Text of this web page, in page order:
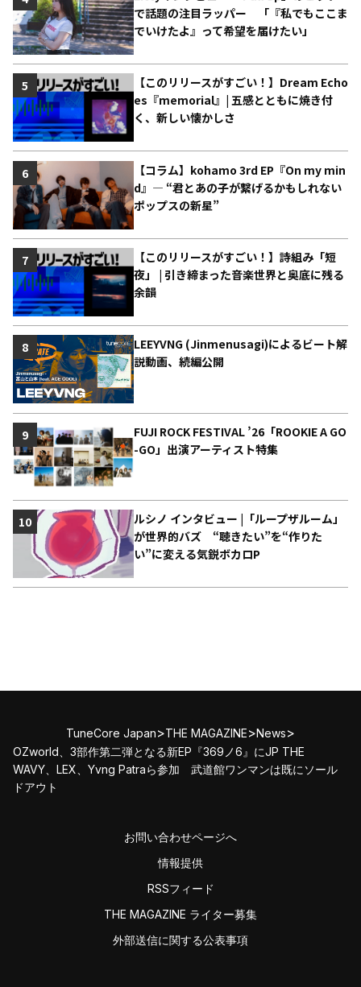
で話題の注目ラッパー 「『私でもここま
でいけたよ』って希望を届けたい」
【このリリースがすごい！】Dream Echo
es『memorial』| 五感とともに焼き付
く、新しい懐かしさ
5
【コラム】kohamo 3rd EP『On my min
d』― “君とあの子が繋げるかもしれない
ポップスの新星”
6
【このリリースがすごい！】詩組み「短
夜」 | 引き締まった音楽世界と奥底に残る
余韻
7
LEEYVNG (Jinmenusagi)によるビート解
説動画、続編公開
8
FUJI ROCK FESTIVAL ’26「ROOKIE A GO
-GO」出演アーティスト特集
9
ルシノ インタビュー |「ループザルーム」
が世界的バズ “聴きたい”を“作りた
い”に変える気鋭ボカロP
10
TuneCore Japan>THE MAGAZINE>News>
OZworld、3部作第二弾となる新EP『369ノ6』にJP THE
WAVY、LEX、Yvng Patraら参加 武道館ワンマンは既にソール
ドアウト
お問い合わせページへ
情報提供
RSSフィード
THE MAGAZINE ライター募集
外部送信に関する公表事項